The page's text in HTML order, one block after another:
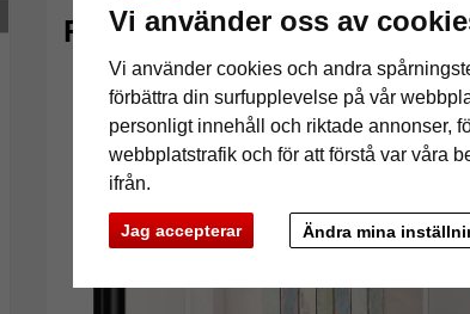
Vi använder oss av
Vi använder cookies och andra
förbättra din surfupplevelse på vår
personligt innehåll och riktade annonser,
webbplatstrafik och för att förstå var våra
ifrån.
Jag accepterar Ändra mina
Plastram Trendstyle